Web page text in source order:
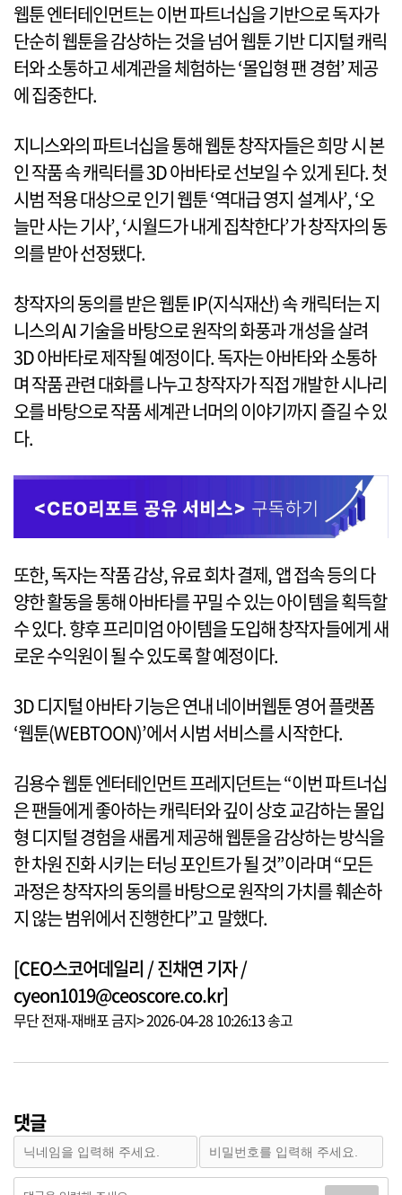
웹툰 엔터테인먼트는 이번 파트너십을 기반으로 독자가
단순히 웹툰을 감상하는 것을 넘어 웹툰 기반 디지털 캐릭
터와 소통하고 세계관을 체험하는 ‘몰입형 팬 경험’ 제공
에 집중한다.
지니스와의 파트너십을 통해 웹툰 창작자들은 희망 시 본
인 작품 속 캐릭터를 3D 아바타로 선보일 수 있게 된다. 첫
시범 적용 대상으로 인기 웹툰 ‘역대급 영지 설계사’, ‘오
늘만 사는 기사’, ‘시월드가 내게 집착한다’가 창작자의 동
의를 받아 선정됐다.
창작자의 동의를 받은 웹툰 IP(지식재산) 속 캐릭터는 지
니스의 AI 기술을 바탕으로 원작의 화풍과 개성을 살려
3D 아바타로 제작될 예정이다. 독자는 아바타와 소통하
며 작품 관련 대화를 나누고 창작자가 직접 개발한 시나리
오를 바탕으로 작품 세계관 너머의 이야기까지 즐길 수 있
다.
또한, 독자는 작품 감상, 유료 회차 결제, 앱 접속 등의 다
양한 활동을 통해 아바타를 꾸밀 수 있는 아이템을 획득할
수 있다. 향후 프리미엄 아이템을 도입해 창작자들에게 새
로운 수익원이 될 수 있도록 할 예정이다.
3D 디지털 아바타 기능은 연내 네이버웹툰 영어 플랫폼
‘웹툰(WEBTOON)’에서 시범 서비스를 시작한다.
김용수 웹툰 엔터테인먼트 프레지던트는 “이번 파트너십
은 팬들에게 좋아하는 캐릭터와 깊이 상호 교감하는 몰입
형 디지털 경험을 새롭게 제공해 웹툰을 감상하는 방식을
한 차원 진화 시키는 터닝 포인트가 될 것”이라며 “모든
과정은 창작자의 동의를 바탕으로 원작의 가치를 훼손하
지 않는 범위에서 진행한다”고 말했다.
[CEO스코어데일리 / 진채연 기자 /
cyeon1019@ceoscore.co.kr]
무단 전재-재배포 금지> 2026-04-28 10:26:13 송고
댓글